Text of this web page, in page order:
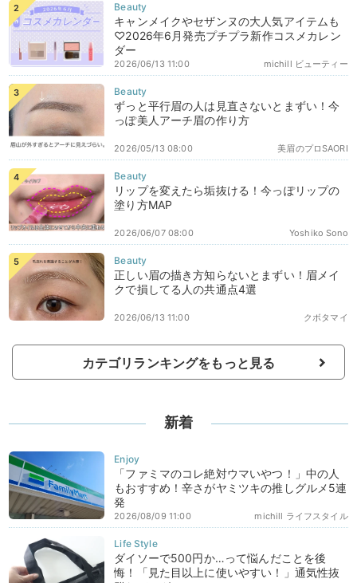
キャンメイクやセザンヌの大人気アイテムも
♡2026年6月発売プチプラ新作コスメカレン
ダー
michill ビューティー
2026/06/13 11:00
ずっと平行眉の人は見直さないとまずい！今
っぽ美人アーチ眉の作り方
美眉のプロSAORI
2026/05/13 08:00
リップを変えたら垢抜ける！今っぽリップの
塗り方MAP
Yoshiko Sono
2026/06/07 08:00
正しい眉の描き方知らないとまずい！眉メイ
クで損してる人の共通点4選
クボタマイ
2026/06/13 11:00
カテゴリランキングをもっと見る
新着
「ファミマのコレ絶対ウマいやつ！」中の人
もおすすめ！辛さがヤミツキの推しグルメ5連
発
michill ライフスタイル
2026/08/09 11:00
ダイソーで500円か…って悩んだことを後
悔！「見た目以上に使いやすい！」通気性抜